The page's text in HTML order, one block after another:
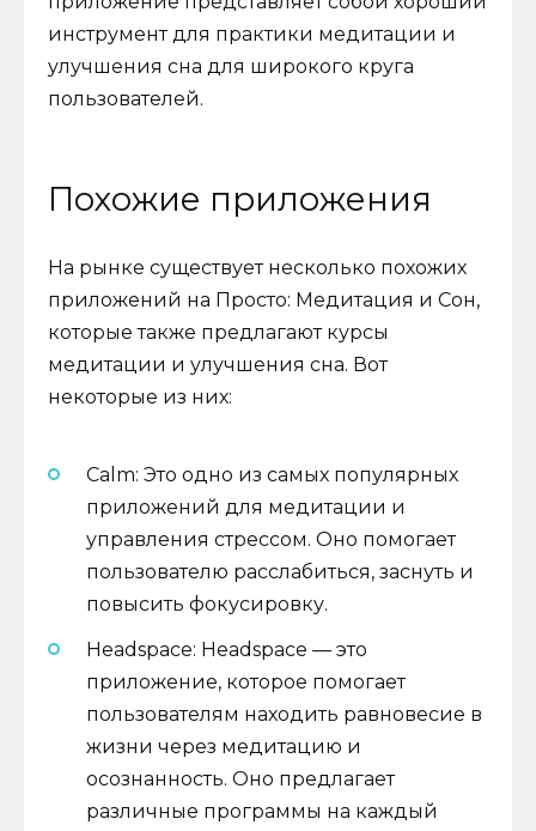
инструмент для практики медитации и
улучшения сна для широкого круга
пользователей.
Похожие приложения
На рынке существует несколько похожих
приложений на Просто: Медитация и Сон,
которые также предлагают курсы
медитации и улучшения сна. Вот
некоторые из них:
Calm: Это одно из самых популярных
приложений для медитации и
управления стрессом. Оно помогает
пользователю расслабиться, заснуть и
повысить фокусировку.
Headspace: Headspace — это
приложение, которое помогает
пользователям находить равновесие в
жизни через медитацию и
осознанность. Оно предлагает
различные программы на каждый